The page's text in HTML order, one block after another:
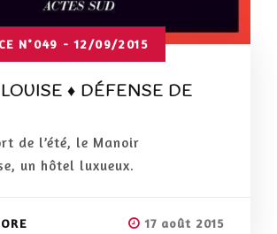
N°049 - 12/09/2015
♦ DÉFENSE DE
de l’été, le Manoir
un hôtel luxueux.
17 août 2015